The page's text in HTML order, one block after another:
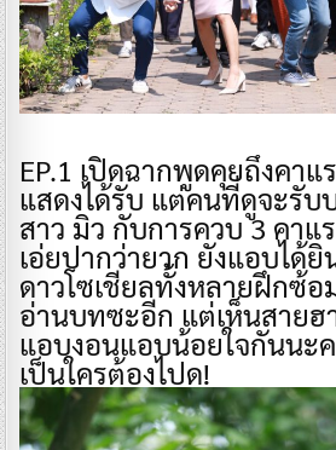
​EP.1 เปิดฉากพูดคุยถึงคาแ
แสดงได้รับ แต่คนที่ดูจะรั
สาว มิว กับการควบ 3 คาแ
เอ่ยปากว่ายาก ยังแอบได้ยิ
ดาวโซเชียลทั้งหลายฝึกซ้อ
อ่านบทซะอีก แต่เห็นสายฮ
แอบงอนแอบน้อยใจกันนะ
เป็นใครต้องไปดู!